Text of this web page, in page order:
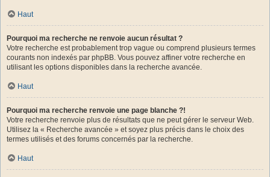
Haut
Pourquoi ma recherche ne renvoie aucun résultat ?
Votre recherche est probablement trop vague ou comprend plusieurs termes
courants non indexés par phpBB. Vous pouvez affiner votre recherche en
utilisant les options disponibles dans la recherche avancée.
Haut
Pourquoi ma recherche renvoie une page blanche ?!
Votre recherche renvoie plus de résultats que ne peut gérer le serveur Web.
Utilisez la « Recherche avancée » et soyez plus précis dans le choix des
termes utilisés et des forums concernés par la recherche.
Haut